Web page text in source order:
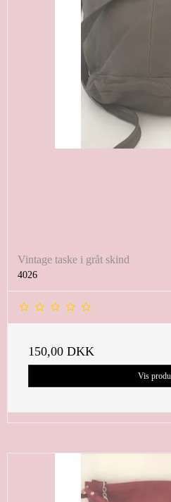
Vintage taske i gråt skind
4026
150,00 DKK
Vis